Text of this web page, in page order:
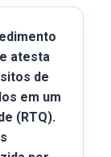
atesta
de
em um
(RTQ).